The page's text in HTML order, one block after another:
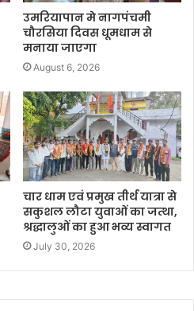
उमरियापान मे नागपंचमी
चौरसिया दिवस धूमधाम से
मनाया जाएगा
August 6, 2026
चार धाम एवं प्रमुख तीर्थ यात्रा से
सकुशल लौटा युवाओं का जत्था,
श्रद्धालुओं का हुआ भव्य स्वागत
July 30, 2026